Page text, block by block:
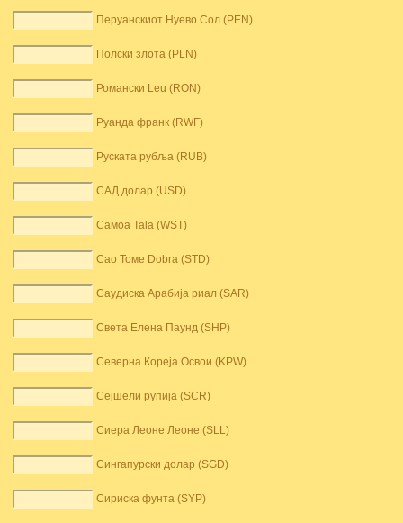
Перуанскиот Нуево Сол (PEN)
Полски злота (PLN)
Романски Leu (RON)
Руанда франк (RWF)
Руската рубља (RUB)
САД долар (USD)
Самоа Tala (WST)
Сао Томе Dobra (STD)
Саудиска Арабија риал (SAR)
Света Елена Паунд (SHP)
Северна Кореја Освои (KPW)
Сејшели рупија (SCR)
Сиера Леоне Леоне (SLL)
Сингапурски долар (SGD)
Сириска фунта (SYP)